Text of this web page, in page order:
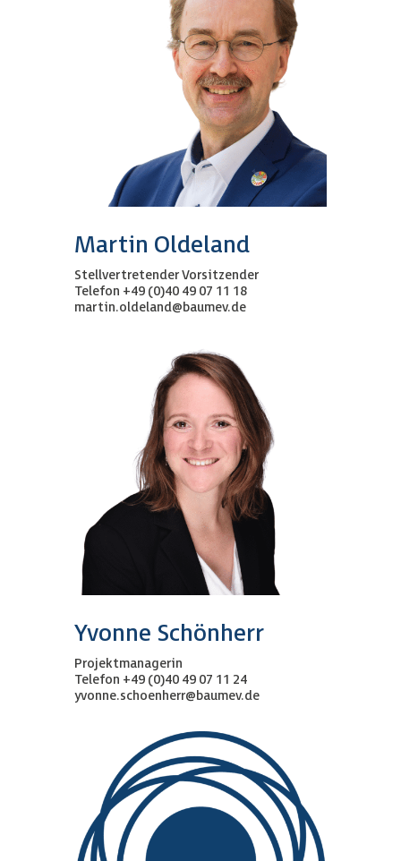
Martin Oldeland
Stellvertretender Vorsitzender
Telefon +49 (0)40 49 07 11 18
martin.oldeland@baumev.de
Yvonne Schönherr
Projektmanagerin
Telefon +49 (0)40 49 07 11 24
yvonne.schoenherr@baumev.de